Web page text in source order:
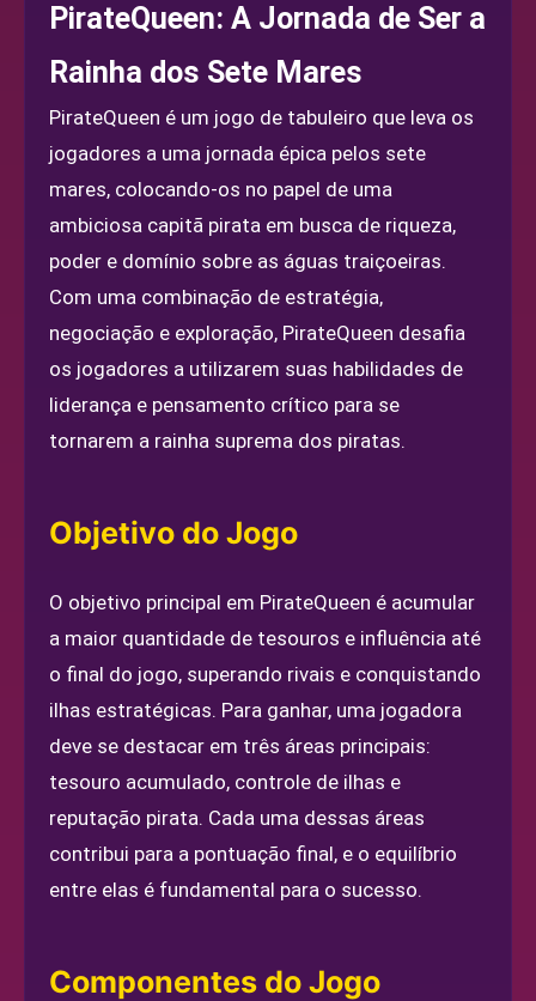
PirateQueen: A Jornada de Ser a
Rainha dos Sete Mares
PirateQueen é um jogo de tabuleiro que leva os
jogadores a uma jornada épica pelos sete
mares, colocando-os no papel de uma
ambiciosa capitã pirata em busca de riqueza,
poder e domínio sobre as águas traiçoeiras.
Com uma combinação de estratégia,
negociação e exploração, PirateQueen desafia
os jogadores a utilizarem suas habilidades de
liderança e pensamento crítico para se
tornarem a rainha suprema dos piratas.
Objetivo do Jogo
O objetivo principal em PirateQueen é acumular
a maior quantidade de tesouros e influência até
o final do jogo, superando rivais e conquistando
ilhas estratégicas. Para ganhar, uma jogadora
deve se destacar em três áreas principais:
tesouro acumulado, controle de ilhas e
reputação pirata. Cada uma dessas áreas
contribui para a pontuação final, e o equilíbrio
entre elas é fundamental para o sucesso.
Componentes do Jogo